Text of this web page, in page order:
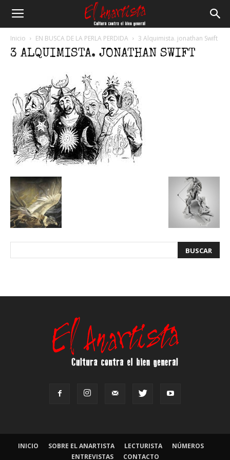
Inicio EN BUSCA DE LA PERLA PERDIDA 3 Alquimista. jonathan Swift
3 ALQUIMISTA. JONATHAN SWIFT
INICIO SOBRE EL ANARTISTA LECTURISTA
NÚMEROS
ENTREVISTAS
CONTACTO